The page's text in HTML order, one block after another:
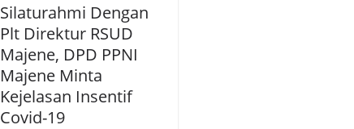
Silaturahmi Dengan
Plt Direktur RSUD
Majene, DPD PPNI
Majene Minta
Kejelasan Insentif
Covid-19